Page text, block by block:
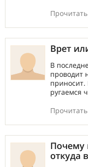
Врет
В
проводит
приносит.
ругаемся
Почему
откуда